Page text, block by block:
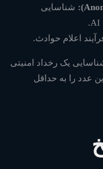
شناسایی
اعلام حوادث.
یک رخداد امنیتی
این عدد را به حداقل